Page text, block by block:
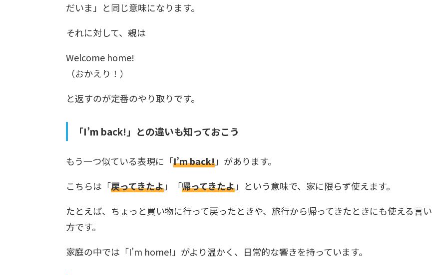
だいま」と同じ意味になります。
それに対して、親は
Welcome home!
（おかえり！）
と返すのが定番のやり取りです。
「I’m back!」との違いも知っておこう
もう一つ似ている表現に「I’m back!」があります。
こちらは「戻ってきたよ」「帰ってきたよ」という意味で、家に限らず使えます。
たとえば、ちょっと買い物に行って戻ったときや、旅行から帰ってきたときにも使える言い
方です。
家庭の中では「I’m home!」がより温かく、日常的な響きを持っています。